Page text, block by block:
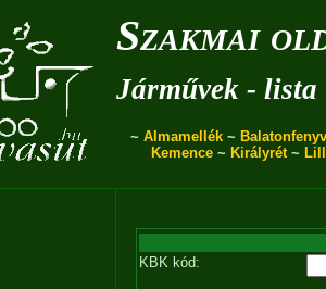
Szakmai
Járművek - lista
~ Almamellék ~
Kemence~ Királyrét~
KBK kód: